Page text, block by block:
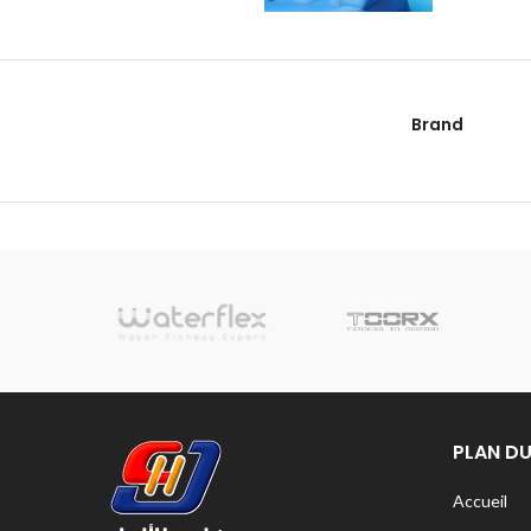
Brand
PLAN
Accueil